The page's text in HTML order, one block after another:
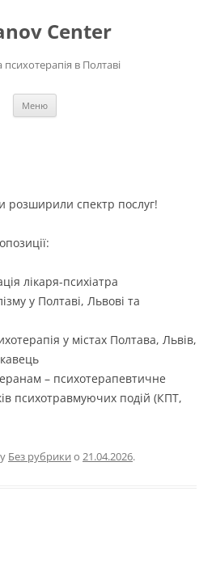
Center
в Полтаві
Меню
розширили спектр послуг!
лікаря-психіатра
у Полтаві, Львові та
у містах Полтава, Львів,
– психотерапевтичне
психотравмуючих подій (КПТ,
Без рубрики о 21.04.2026.